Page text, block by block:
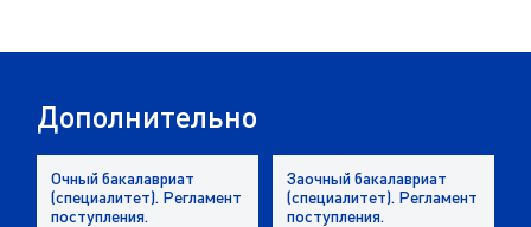
Дополнительно
Очный бакалавриат
(специалитет). Регламент
поступления.
Заочный бакалавриат
(специалитет). Регламент
поступления.